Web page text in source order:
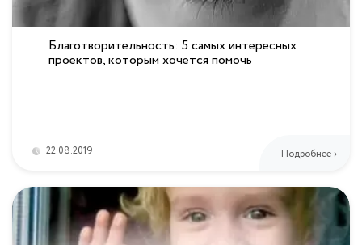
Благотворительность: 5 самых интересных
проектов, которым хочется помочь
22.08.2019 Подробнее ›